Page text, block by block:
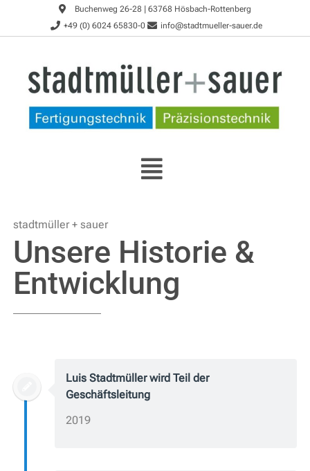
Buchenweg 26-28 | 63768 Hösbach-Rottenberg
+49 (0) 6024 65830-0
info@stadtmueller-sauer.de
stadtmüller + sauer
Unsere Historie &
Entwicklung
Luis Stadtmüller wird Teil der
Geschäftsleitung
2019